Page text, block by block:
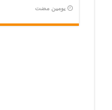
‏يومين مضت